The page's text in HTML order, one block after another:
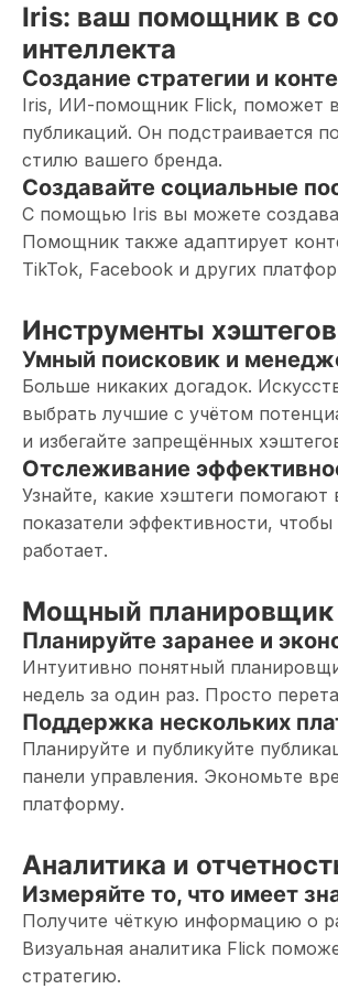
Iris: ваш помощник в
интеллекта
Создание стратегии и
Iris, ИИ-помощник Flick, поможет
публикаций. Он подстраивается
стилю вашего бренда.
Создавайте социальные
С помощью Iris вы можете
Помощник также адаптирует
TikTok, Facebook и других
Инструменты
Умный поисковик и
Больше никаких догадок.
выбрать лучшие с учётом
и избегайте запрещённых
Отслеживание
Узнайте, какие хэштеги
показатели эффективности,
работает.
Мощный планировщик
Планируйте заранее и
Интуитивно понятный
недель за один раз. Просто
Поддержка нескольких
Планируйте и публикуйте
панели управления. Экономьте
платформу.
Аналитика и
Измеряйте то, что имеет
Получите чёткую информацию о
Визуальная аналитика Flick
стратегию.